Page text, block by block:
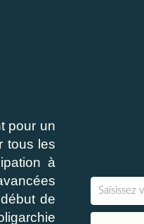
pour un
tous les
à
de